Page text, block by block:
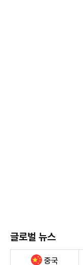
글로벌 뉴스
중국